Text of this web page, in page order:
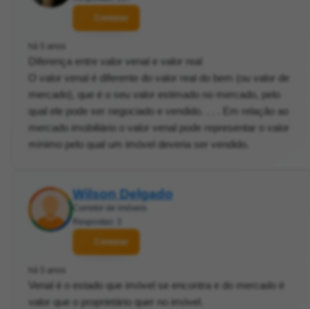
Contatar
Diferença entre valor venal e valor real
O valor venal é diferente do valor real do bem (ou valor de
mercado), que é o seu valor estimado no mercado, pelo
qual ele pode ser negociado e vendido. . . . Em relação ao
mercado imobiliário o valor venal pode representar o valor
mínimo pelo qual um imóvel deveria ser vendido.
Wilson Delgado
Contatar
Venal é o estado que imóvel se encontra e do mercado é
valor que o proprietário quer no imóvel.